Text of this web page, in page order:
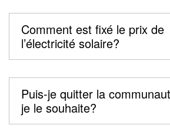
Comment est fixé le prix de
l’électricité solaire?
Puis-je quitter la
je le souhaite?